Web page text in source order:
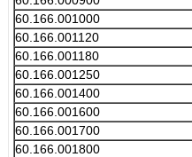
60.166.001000
60.166.001120
60.166.001180
60.166.001250
60.166.001400
60.166.001600
60.166.001700
60.166.001800